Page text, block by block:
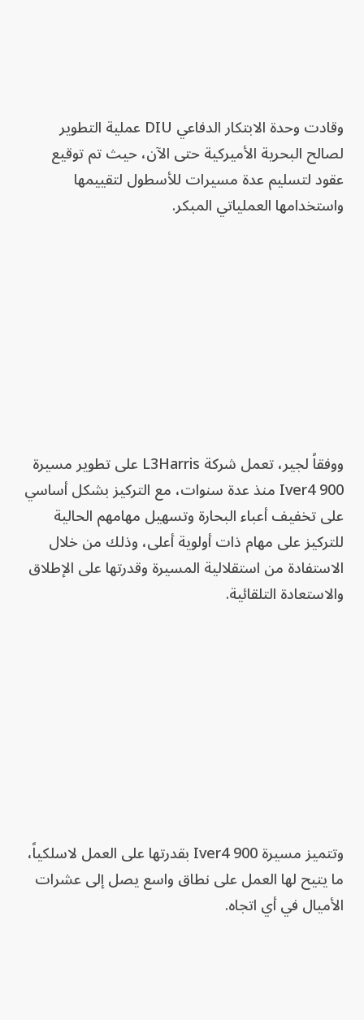
وقادت وحدة الابتكار الدفاعي DIU عملية التطوير
لصالح البحرية الأميركية حتى الآن، حيث تم توقيع
عقود لتسليم عدة مسيرات للأسطول لتقييمها
واستخدامها العملياتي المبكر.
ووفقاً لجير، تعمل شركة L3Harris على تطوير مسيرة
Iver4 900 منذ عدة سنوات، مع التركيز بشكل أساسي
على تخفيف أعباء البحارة وتسهيل مهامهم الحالية
للتركيز على مهام ذات أولوية أعلى، وذلك من خلال
الاستفادة من استقلالية المسيرة وقدرتها على الإطلاق
والاستعادة التلقائية.
وتتميز مسيرة Iver4 900 بقدرتها على العمل لاسلكياً،
ما يتيح لها العمل على نطاق واسع يصل إلى عشرات
الأميال في أي اتجاه.